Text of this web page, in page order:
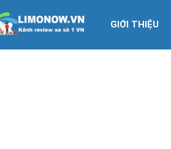
GIỚI THIỆU